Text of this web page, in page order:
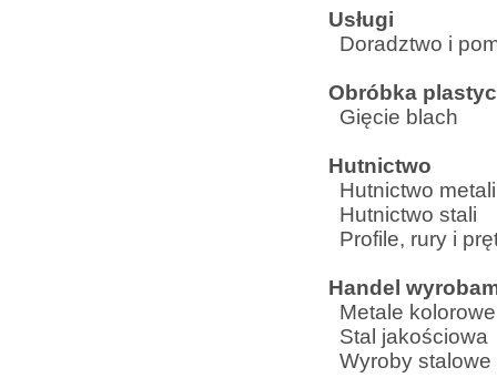
Usługi
Doradztwo i
Obróbka
Gięcie blach
Hutnictwo
Hutnictwo
Hutnictwo stali
Profile, rury i
Handel
Metale kolorowe
Stal jakościowa
Wyroby stalowe